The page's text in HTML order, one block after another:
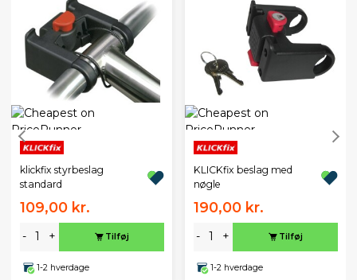
klickfix styrbeslag
standard
109,00 kr.
- + Tilføj
1-2 hverdage
KLICKfix beslag med
nøgle
190,00 kr.
- + Tilføj
1-2 hverdage